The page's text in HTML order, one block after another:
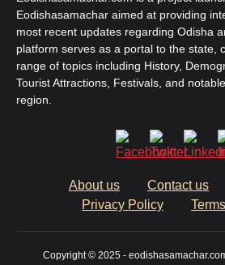
Eodishasamachar aimed at providing
most recent updates regarding Odisha
platform serves as a portal to the state,
range of topics including History,
Tourist Attractions, Festivals, and
region.
About us Contact us
Privacy Policy
Copyright © 2025 -